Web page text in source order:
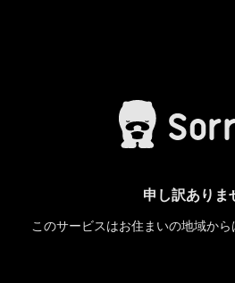
申し訳ありま
このサービスはお住まいの地域から